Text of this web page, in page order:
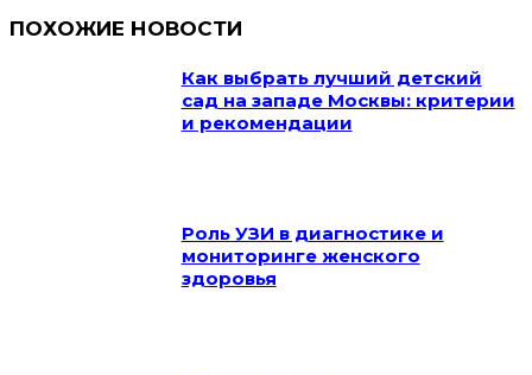
ПОХОЖИЕ НОВОСТИ
Как выбрать лучший детский
сад на западе Москвы: критерии
и рекомендации
Роль УЗИ в диагностике и
мониторинге женского
здоровья